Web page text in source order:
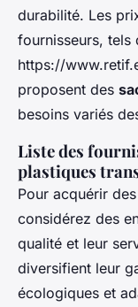
durabilité. Les
fournisseurs, tels
https://
proposent des
besoins variés
Liste des
plastiques
Pour acquérir des
considérez des
qualité et leur
diversifient leur
écologiques et